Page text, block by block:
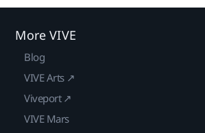
More VIVE
Blog
VIVE Arts ↗
Viveport ↗
VIVE Mars